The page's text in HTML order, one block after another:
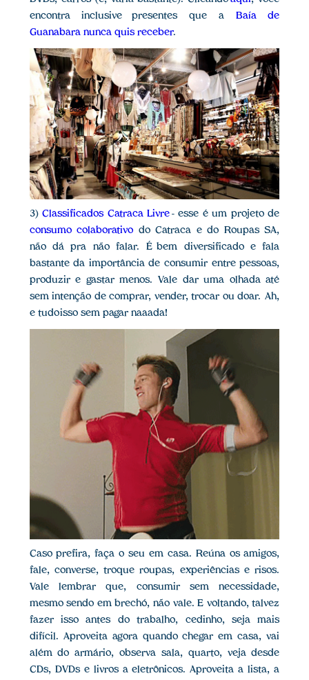
encontra inclusive presentes que a Baía de
Guanabara nunca quis receber.
3)Classificados Catraca Livre - esse é um projeto de
consumo colaborativo do Catraca e do Roupas SA,
não dá pra não falar. É bem diversificado e fala
bastante da importância de consumir entre pessoas,
produzir e gastar menos. Vale dar uma olhada até
sem intenção de comprar, vender, trocar ou doar. Ah,
e tudo isso sem pagar naaada!
Caso prefira, faça o seu em casa. Reúna os amigos,
fale, converse, troque roupas, experiências e risos.
Vale lembrar que, consumir sem necessidade,
mesmo sendo em brechó, não vale. E voltando, talvez
fazer isso antes do trabalho, cedinho, seja mais
difícil. Aproveita agora quando chegar em casa, vai
além do armário, observa sala, quarto, veja desde
CDs, DVDs e livros a eletrônicos. Aproveita a lista, a